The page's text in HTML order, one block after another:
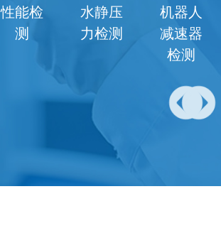
环境适
应性检
电气检
测
电磁兼
容检测